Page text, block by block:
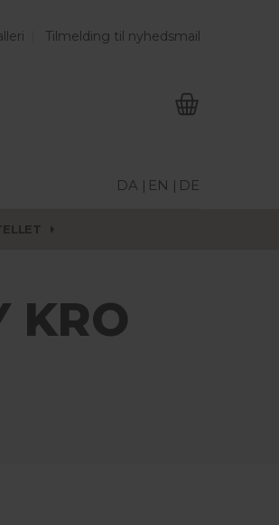
Tilmelding til nyhedsmail
DA | EN | DE
KRO